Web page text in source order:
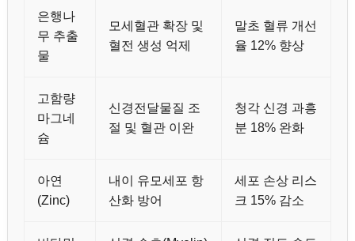
은행나
무 추출
물
모세혈관 확장 및
혈전 생성 억제
말초 혈류 개선
율 12% 향상
고함량
마그네
슘
신경전달물질 조
절 및 혈관 이완
청각 신경 과흥
분 18% 완화
아연
(Zinc)
내이 유모세포 항
산화 방어
세포 손상 리스
크 15% 감소